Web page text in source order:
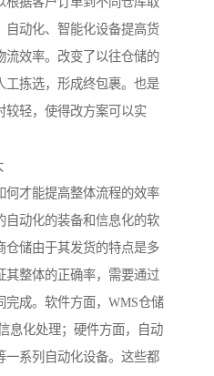
自动化、智能化设备提高货
流效率。改变了以往仓储的
工拣选，形成终包裹。也是
较轻，使得改方案可以实
何才能提高整体流程的效率
自动化的装备和信息化的软
仓储由于其发货的特点是多
其整体的正确率，需要通过
完成。软件方面，WMS仓储
息化处理；硬件方面，自动
一系列自动化设备。这些都